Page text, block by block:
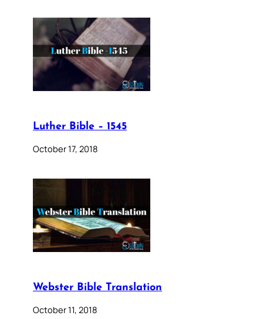
Luther Bible – 1545
October 17, 2018
Webster Bible Translation
October 11, 2018